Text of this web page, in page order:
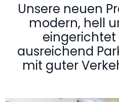
Unsere neuen
modern, hell
ausreichend
mit guter